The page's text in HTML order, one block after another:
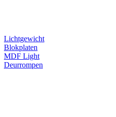
Lichtgewicht
Blokplaten
MDF Light
Deurrompen